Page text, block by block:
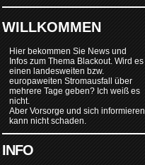
WILLKOMMEN
Hier bekommen Sie News und
Infos zum Thema Blackout. Wird es
einen landesweiten bzw.
europaweiten Stromausfall über
mehrere Tage geben? Ich weiß es
nicht.
Aber Vorsorge und sich informieren
kann nicht schaden.
INFO